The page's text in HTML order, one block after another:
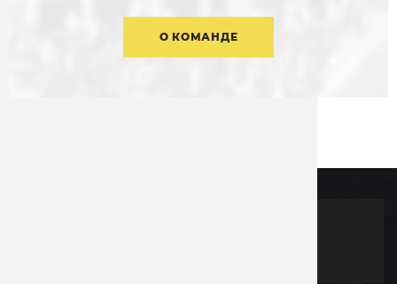
О КОМАНДЕ